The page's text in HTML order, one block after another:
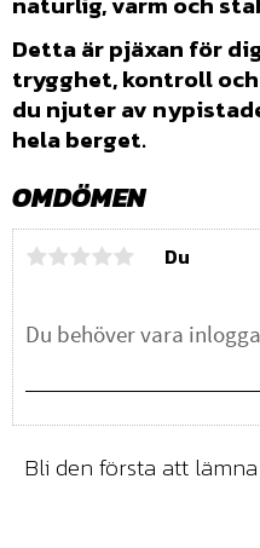
Detta är pjäxan för
trygghet, kontroll
du njuter av
hela berget.
OMDÖMEN
Du
Bli den första att